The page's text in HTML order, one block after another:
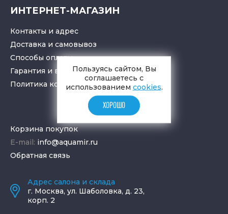
ИНТЕРНЕТ-МАГАЗИН
Контакты и адрес
Доставка и самовывоз
Способы оплаты
Гарантия и возврат товара
Политика конфиденциальности
Корзина покупок
E-mail: info@aquamir.ru
Обратная связь
Адрес салона и склада
г. Москва, ул. Шаболовка, д. 23,
корп. 2
Пользуясь сайтом, Вы
соглашаетесь с
использованием cookies.
ХОРОШО